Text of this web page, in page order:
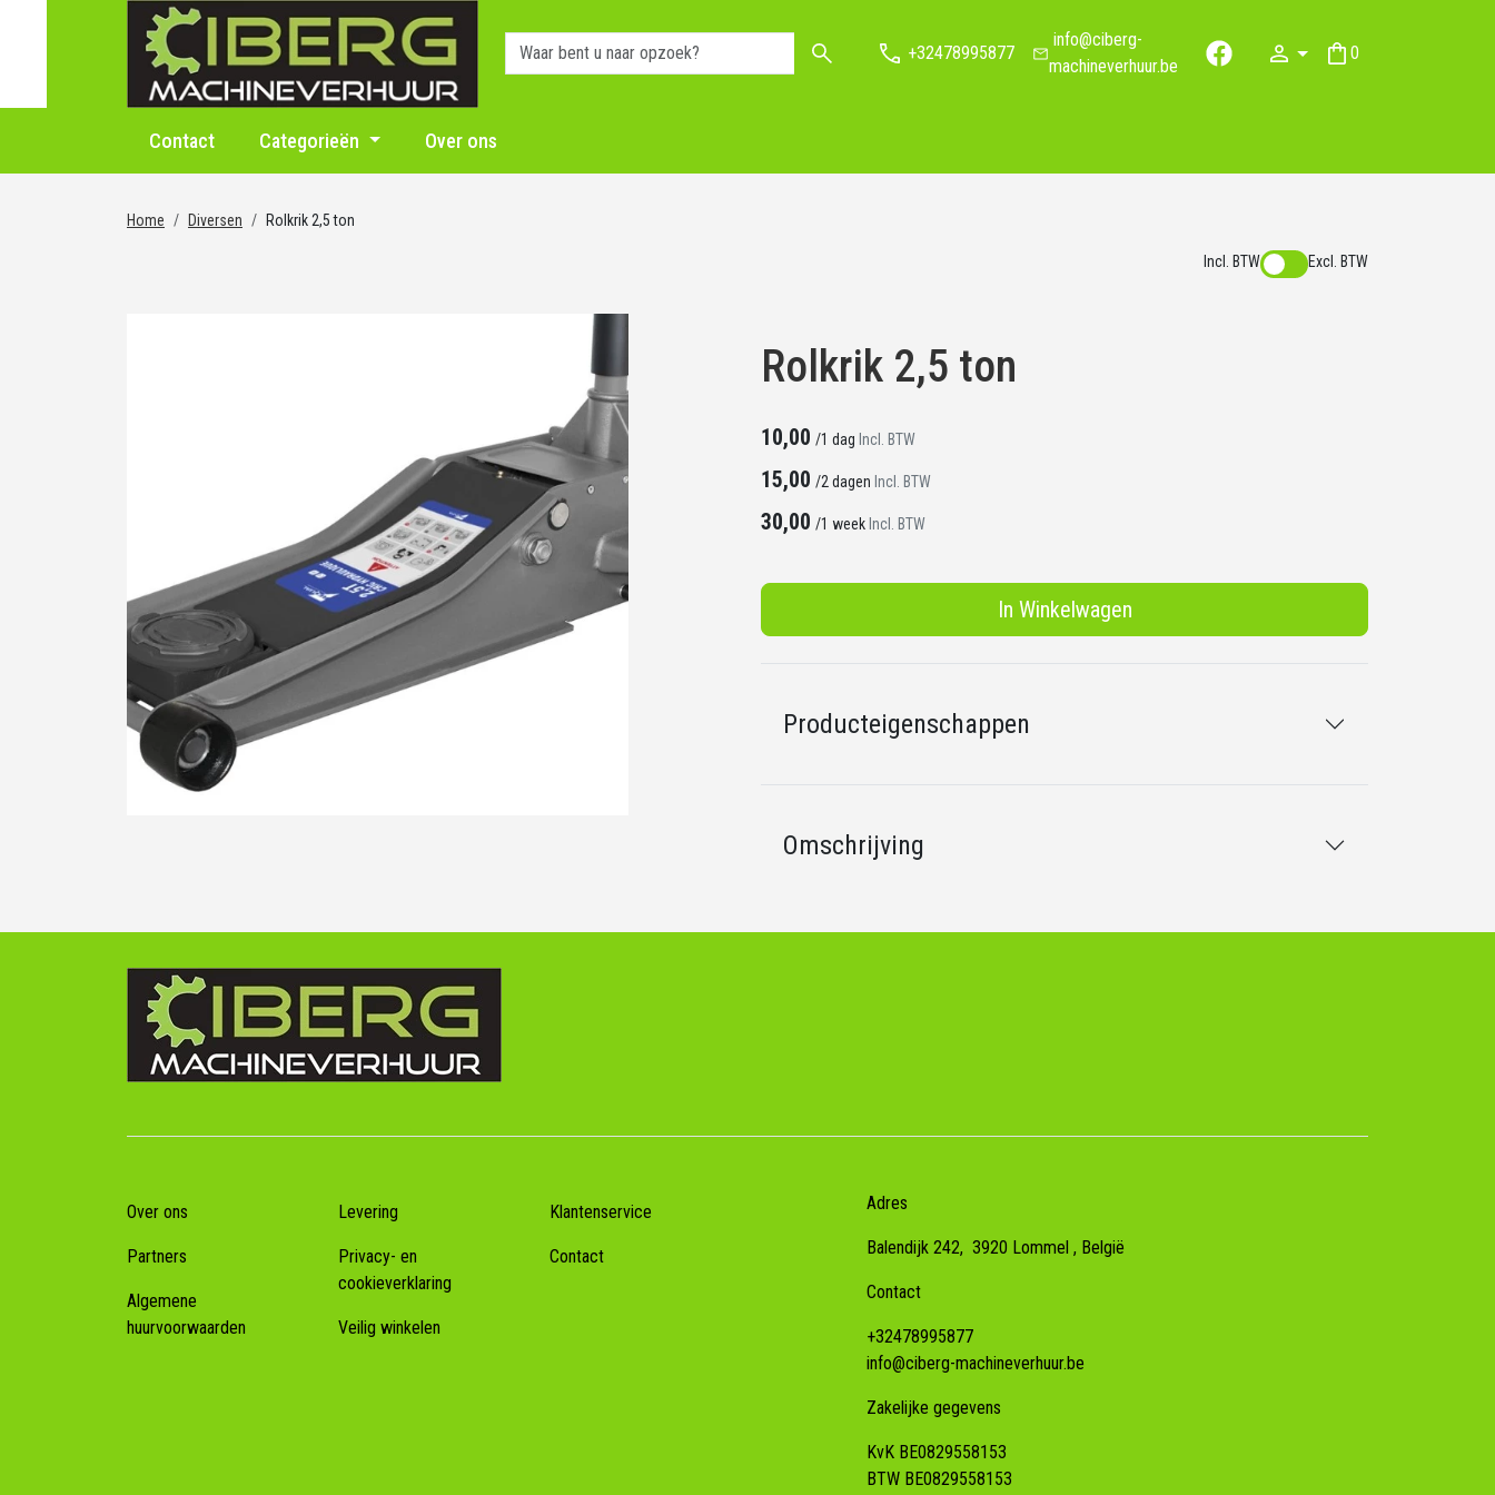
+32478995877
info@ciberg-
machineverhuur.be
facebook winkelwagen
0
Contact Categorieën Over ons
Home Diversen Rolkrik 2,5 ton
Incl. BTW Excl. BTW
Rolkrik 2,5 ton
10,00 /1 dag Incl. BTW
15,00 /2 dagen Incl. BTW
30,00 /1 weekIncl. BTW
In Winkelwagen
Producteigenschappen
Omschrijving
Over ons
Partners
Algemene
huurvoorwaarden
Levering
Privacy- en
cookieverklaring
Veilig winkelen
Klantenservice
Contact
Adres
Balendijk 242, 3920 Lommel , België
Contact
+32478995877
info@ciberg-machineverhuur.be
Zakelijke gegevens
KvK BE0829558153
BTW BE0829558153